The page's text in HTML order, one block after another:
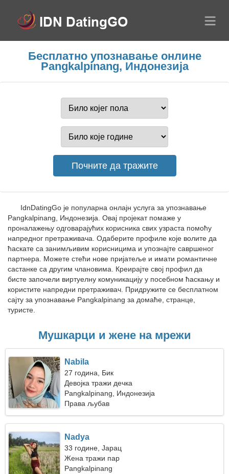
Бесплатно упознавање онлине
Pangkalpinang, Индонезија
IdnDatingGo је популарна онлајн услуга за упознавање
Pangkalpinang, Индонезија. Овај пројекат помаже у
проналажењу одговарајућих корисника свих узраста помоћу
напредног претраживача. Одаберите профиле које волите да
ћаскате са занимљивим корисницима и упознајте савршеног
партнера. Можете стећи нове пријатеље и имати романтичне
састанке са другим члановима. Креирајте свој профил да
бисте започели виртуелну комуникацију у посебном ћаскању и
користите напредни претраживач. Придружите се бесплатном
сајту за упознавање Pangkalpinang за домаће, странце,
туристе.
Мушкарци и жене на мрежи
Nabila
27 година, Бик
Девојка тражи дечка
Pangkalpinang, Индонезија
Права љубав
Nadya
33 године, Јарац
Жена тражи пар
Pangkalpinang